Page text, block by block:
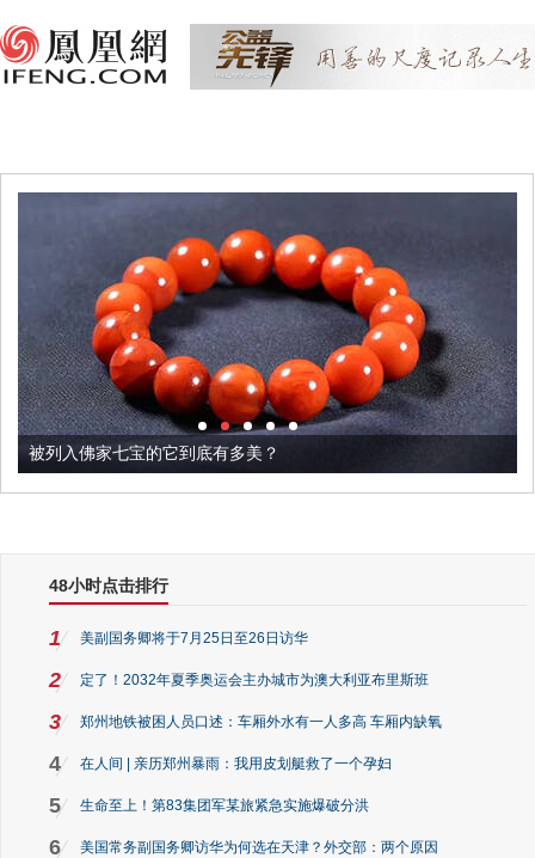
被列入佛家七宝的它到底有多美？
48小时点击排行
1 美副国务卿将于7月25日至26日访华
2 定了！2032年夏季奥运会主办城市为澳大利亚布里斯班
3 郑州地铁被困人员口述：车厢外水有一人多高 车厢内缺氧
4 在人间 | 亲历郑州暴雨：我用皮划艇救了一个孕妇
5 生命至上！第83集团军某旅紧急实施爆破分洪
6 美国常务副国务卿访华为何选在天津？外交部：两个原因